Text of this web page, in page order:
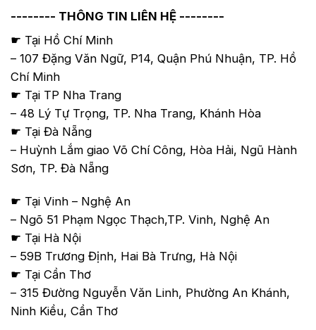
-------- THÔNG TIN LIÊN HỆ --------
☛ Tại Hồ Chí Minh
– 107 Đặng Văn Ngữ, P14, Quận Phú Nhuận, TP. Hồ
Chí Minh
☛ Tại TP Nha Trang
– 48 Lý Tự Trọng, TP. Nha Trang, Khánh Hòa
☛ Tại Đà Nẵng
– Huỳnh Lắm giao Võ Chí Công, Hòa Hải, Ngũ Hành
Sơn, TP. Đà Nẵng
☛ Tại Vinh – Nghệ An
– Ngõ 51 Phạm Ngọc Thạch,TP. Vinh, Nghệ An
☛ Tại Hà Nội
– 59B Trương Định, Hai Bà Trưng, Hà Nội
☛ Tại Cần Thơ
– 315 Đường Nguyễn Văn Linh, Phường An Khánh,
Ninh Kiều, Cần Thơ